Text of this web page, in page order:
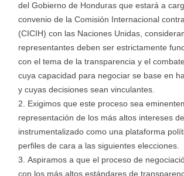
del Gobierno de Honduras que estará a
convenio de la Comisión Internacional
(CICIH) con las Naciones Unidas,
representantes deben ser estrictamente
con el tema de la transparencia y el
cuya capacidad para negociar se base en
y cuyas decisiones sean vinculantes.
Exigimos que este proceso sea
representación de los más altos intereses
instrumentalizado como una plataforma
perfiles de cara a las siguientes elecciones.
Aspiramos a que el proceso de
con los más altos estándares de